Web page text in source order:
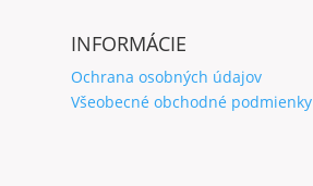
INFORMÁCIE
Ochrana osobných údajov
Všeobecné obchodné podmienky